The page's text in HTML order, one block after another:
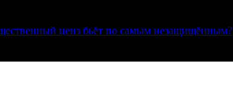
ценз бьёт по самым незащищённым?